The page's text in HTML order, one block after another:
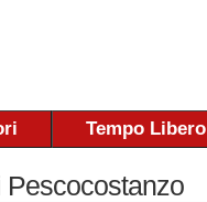
Tempo Libero
Pescocostanzo